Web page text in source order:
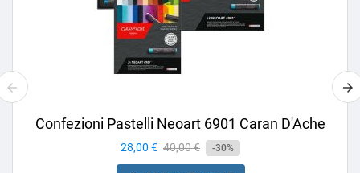
Confezioni Pastelli Neoart 6901 Caran D'Ache
Prezzo
28,00 € Prezzo
base
40,00 € -30%